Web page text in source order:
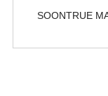
SOONTRUE